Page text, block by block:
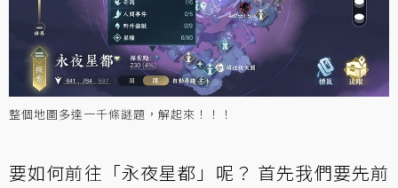
整個地圖多達一千條謎題，解起來！！！
要如何前往「永夜星都」呢？ 首先我們要先前